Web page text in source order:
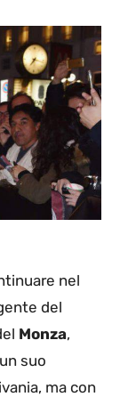
nel
del
Monza,
suo
ma con